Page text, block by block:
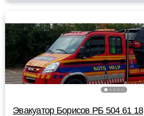
Эвакуатор Борисов РБ 504 61 18